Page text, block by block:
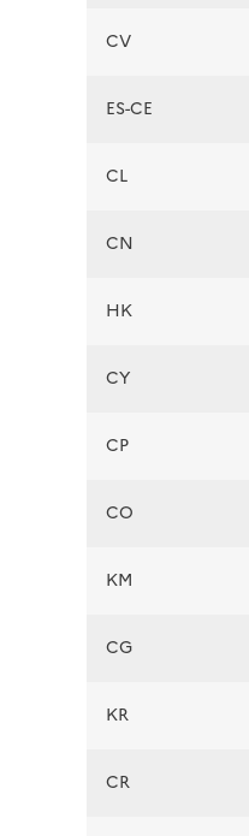
CV
ES-CE
CL
CN
HK
CY
CP
CO
KM
CG
KR
CR